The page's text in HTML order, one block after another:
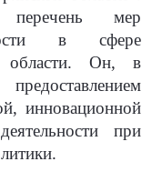
перечень мер
в сфере
области. Он, в
инновационной
при